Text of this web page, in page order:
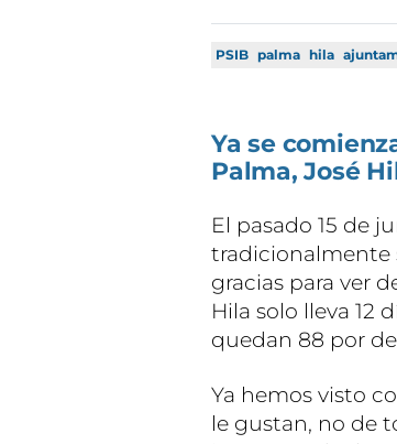
PSIB palma hila
Ya se
Palma, José
El pasado 15 de
tradicionalmente
gracias para ver
Hila solo lleva 12
quedan 88 por
Ya hemos visto
le gustan, no de